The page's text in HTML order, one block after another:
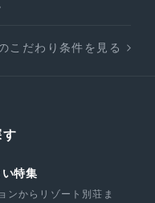
こだわり条件を見る
す
特集
ンからリゾート別荘ま